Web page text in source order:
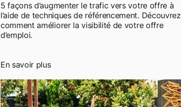
5 façons d’augmenter le trafic vers votre offre à
l’aide de techniques de référencement. Découvrez
comment améliorer la visibilité de votre offre
d’emploi.
En savoir plus